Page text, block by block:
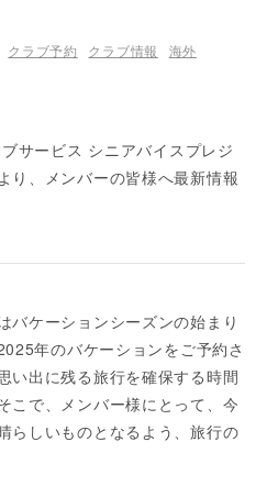
クラブ予約 クラブ情報
海外
サービス シニアバイスプレジ
り、メンバーの皆様へ最新情報
バケーションシーズンの始まり
年のバケーションをご予約さ
い出に残る旅行を確保する時間
こで、メンバー様にとって、今
らしいものとなるよう、旅行の